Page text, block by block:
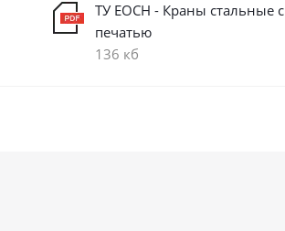
ТУ ЕОСН - Краны стальные с
печатью
136 кб